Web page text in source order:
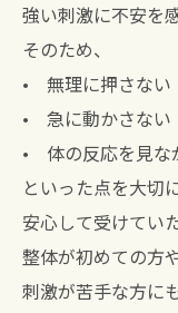
強い刺激に不安を
そのため、
• 無理に押さない
• 急に動かさない
• 体の反応を見な
といった点を大切
安心して受けてい
整体が初めての方や
刺激が苦手な方に